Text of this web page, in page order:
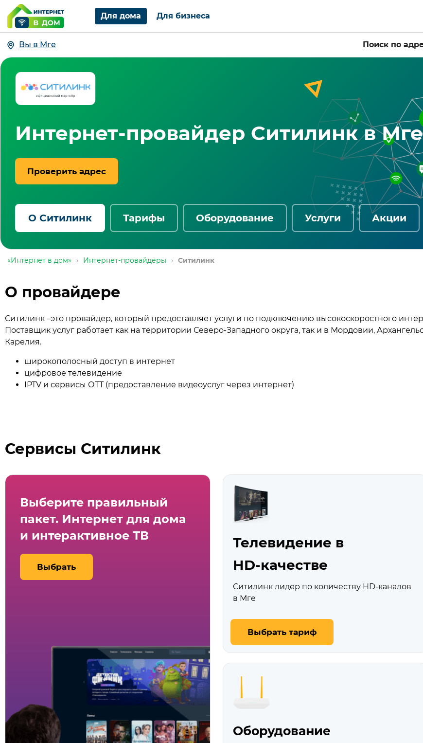
Для дома Для бизнеса
Вы в Мге Поиск по
Интернет-провайдер Ситилинк в Мге
Проверить адрес
О Ситилинк Тарифы Оборудование Услуги Акции
«Интернет в дом» › Интернет-провайдеры › Ситилинк
О провайдере
Ситилинк –это провайдер, который предоставляет услуги по подключению высокоскоростного
Поставщик услуг работает как на территории Северо-Западного округа, так и в Мордовии,
Карелия.
широкополосный доступ в интернет
цифровое телевидение
IPTV и сервисы ОТТ (предоставление видеоуслуг через интернет)
Сервисы Ситилинк
Выберите правильный
пакет. Интернет для дома
и интерактивное ТВ
Выбрать
Телевидение в
HD‑качестве
Ситилинк лидер по количеству HD‑каналов
в Мге
Выбрать тариф
Оборудование